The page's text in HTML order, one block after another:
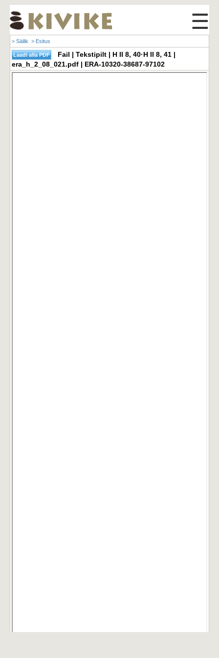
☰
> Säilik > Esitus
Fail | Tekstipilt | H II 8, 40·H II 8, 41 |
era_h_2_08_021.pdf | ERA-10320-38687-97102